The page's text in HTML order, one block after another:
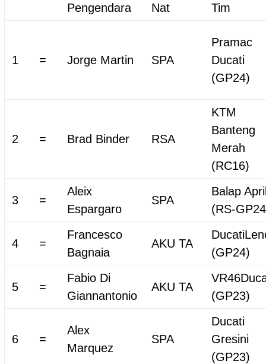
Pengendara
Nat Tim
1 = Jorge Martin SPA
Pramac
Ducati
(GP24)
2 = Brad Binder RSA
KTM
Banteng
Merah
(RC16)
3 =
Aleix
Espargaro
SPA
Balap
(RS-
4 =
Francesco
Bagnaia
AKU TA
(GP24)
5 =
Fabio Di
Giannantonio
AKU TA
(GP23)
6 =
Alex
Marquez
SPA
Ducati
Gresini
(GP23)